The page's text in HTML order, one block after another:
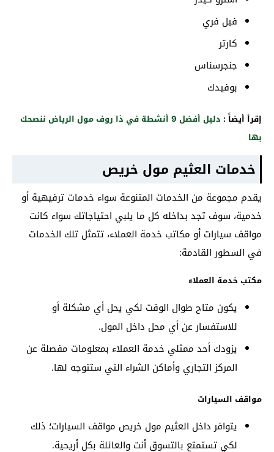
فيل فري
كارتر
جنجرسناس
بوفيدك
إقرأ أيضاً :
دليل أفضل 9 أنشطة في ذا روف مول الرياض ننصحك
بها
خدمات العثيم مول خريص
يقدم مجموعة من الخدمات المتنوعة سواء خدمات ترفيهية أو
خدمية، سوف تجد بداخله كل ما يلبي احتياجاتك سواء كانت
مواقف سيارات أو مكاتب خدمة العملاء، تتمثل تلك الخدمات
في السطور القادمة:
مكتب خدمة العملاء
يكون متاح طوال الوقت لكي يحل أي مشكلة أو
للاستفسار عن أي محل داخل المول.
يزودك أحد ممثلي خدمة العملاء بمعلومات مفصلة عن
المركز التجاري وأماكن الشراء التي ستتوجه لها.
مواقف السيارات
يتوافر داخل العثيم مول خريص مواقف السيارات؛ ذلك
لكي تستمتع بالتسوق أنت والعائلة بكل أريحية.